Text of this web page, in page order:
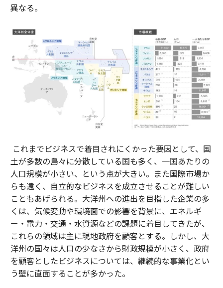
異なる。
これまでビジネスで着目されにくかった要因として、国
土が多数の島々に分散している国も多く、一国あたりの
人口規模が小さい、という点が大きい。また国際市場か
らも遠く、自立的なビジネスを成立させることが難しい
こともあげられる。大洋州への進出を目指した企業の多
くは、気候変動や環境面での影響を背景に、エネルギ
ー・電力・交通・水資源などの課題に着目してきたが、
これらの領域は主に現地政府を顧客とする。しかし、大
洋州の国々は人口の少なさから財政規模が小さく、政府
を顧客としたビジネスについては、継続的な事業化とい
う壁に直面することが多かった。